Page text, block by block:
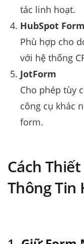
tác linh hoạt.
HubSpot
Phù hợp cho
với hệ thống
JotForm
Cho phép tùy
công cụ khác
form.
Cách
Thông Tin